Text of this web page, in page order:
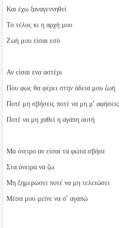
Και έχω ξαναγεννηθεί
Το τέλος κι η αρχή μου
Ζωή μου είσαι εσύ
Αν είσαι ένα αστέρι
Που φως θα φέρει στην άδεια μου ζωή
Ποτέ μη σβήσεις ποτέ να μη μ’ αφήσεις
Ποτέ να μη χαθεί η αγάπη αυτή
Μα όνειρο αν είσαι τα φώτα σβήσε
Στα όνειρα να ζω
Μη ξημερώσει ποτέ να μη τελειώσει
Μέσα μου μείνε να σ’ αγαπώ